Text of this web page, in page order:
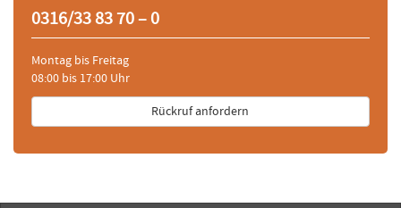
0316/33 83 70 – 0
Montag bis Freitag
08:00 bis 17:00 Uhr
Rückruf anfordern